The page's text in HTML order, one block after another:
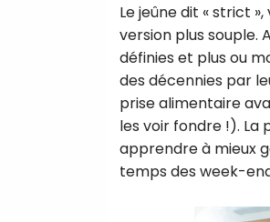
Le jeûne dit « strict
version plus souple.
définies et plus ou
des décennies par
prise alimentaire
les voir fondre !).
apprendre à mieux
temps des week-